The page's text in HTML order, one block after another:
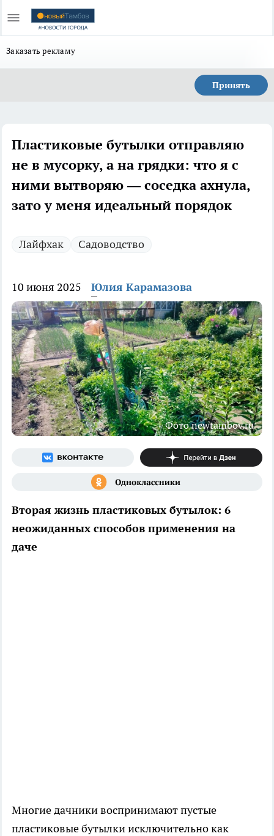
Заказать рекламу
Принять
Пластиковые бутылки отправляю
не в мусорку, а на грядки: что я с
ними вытворяю — соседка ахнула,
зато у меня идеальный порядок
Лайфхак Садоводство
10 июня 2025 Юлия Карамазова
Фото newtambov.ru
Вторая жизнь пластиковых бутылок: 6
неожиданных способов применения на
даче
Многие дачники воспринимают пустые
пластиковые бутылки исключительно как